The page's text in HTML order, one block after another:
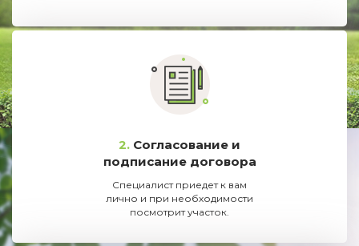
2. Согласование и
подписание договора
Специалист приедет к вам
лично и при необходимости
посмотрит участок.